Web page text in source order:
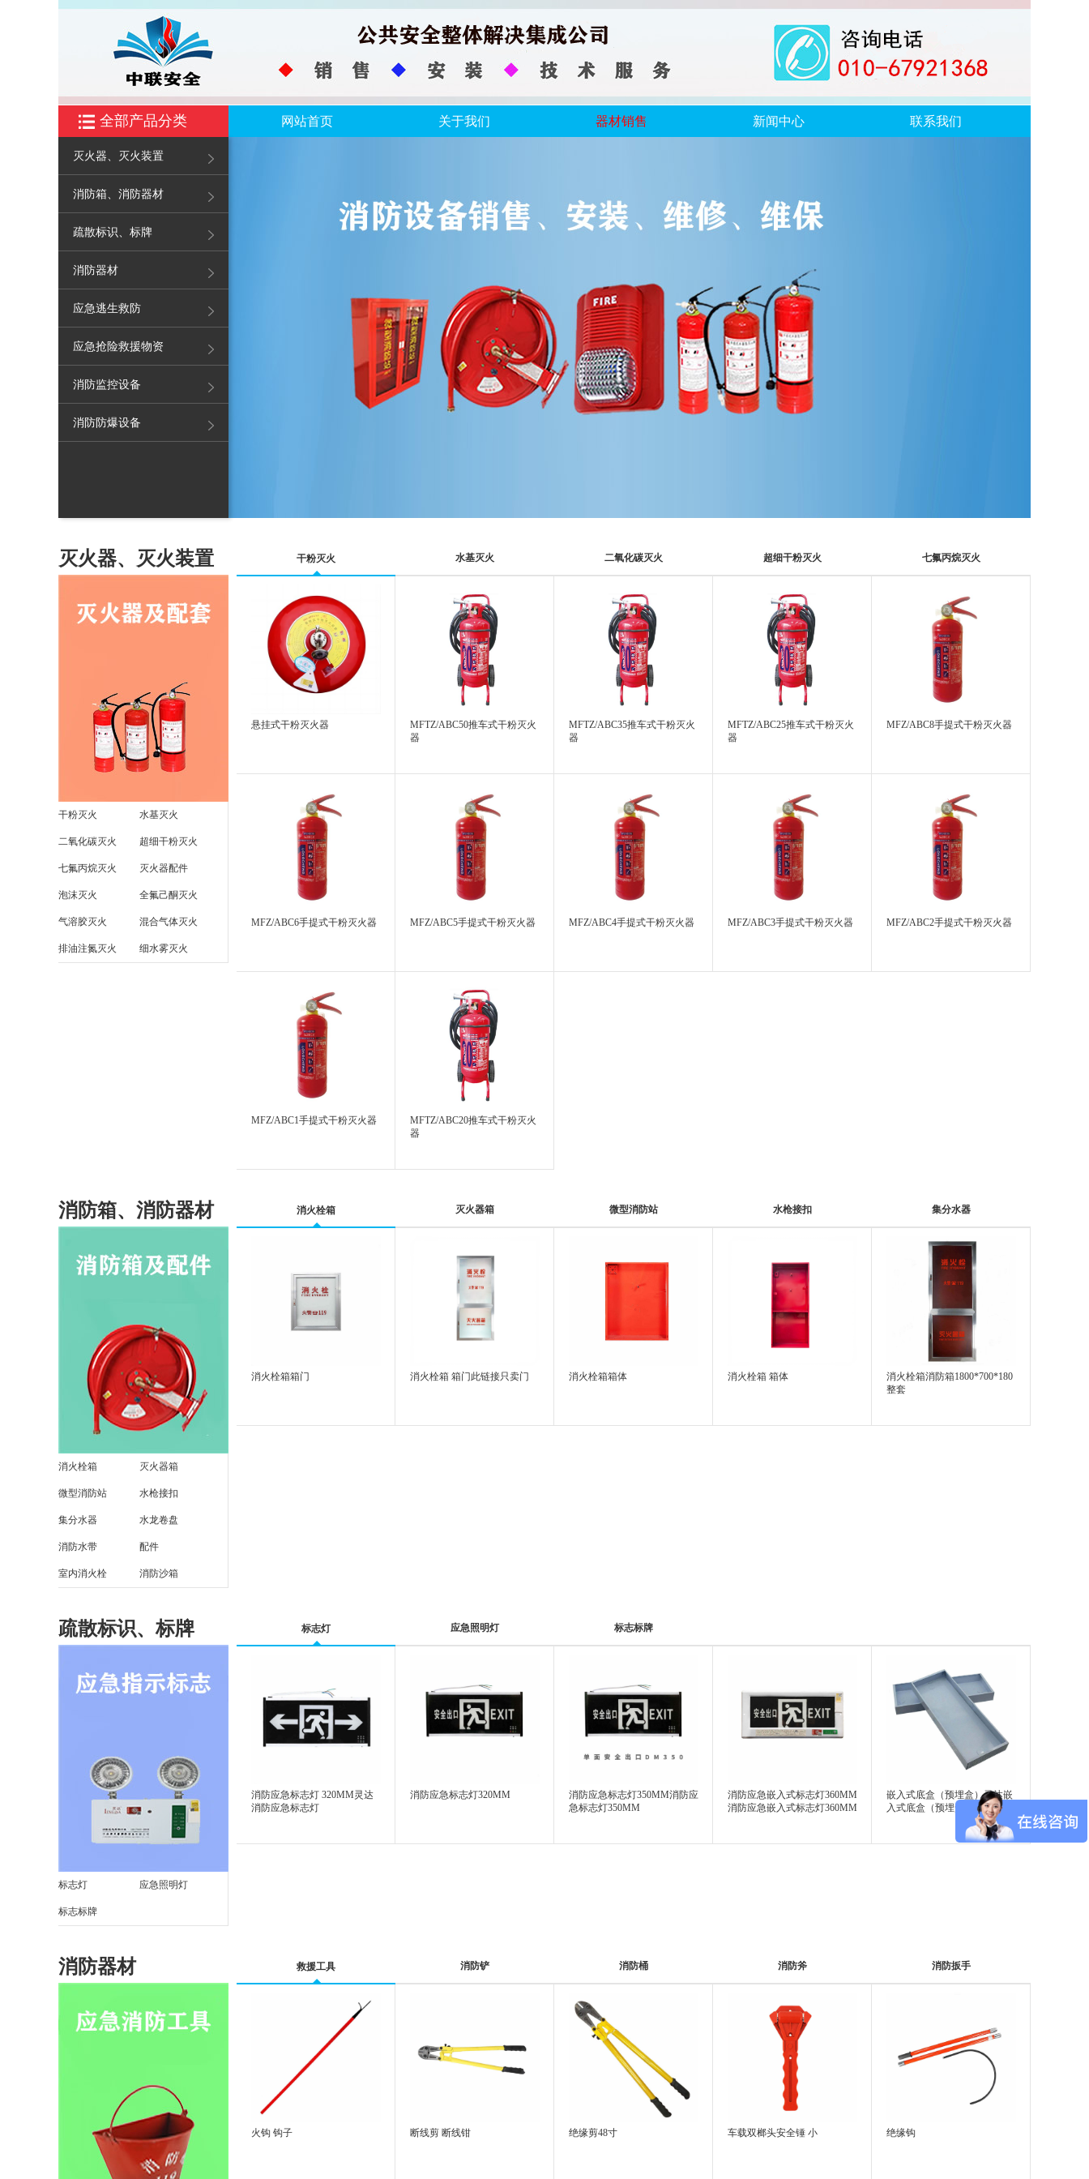
全部产品分类
灭火器、灭火装置
消防箱、消防器材
疏散标识、标牌
消防器材
应急逃生救防
应急抢险救援物资
消防监控设备
消防防爆设备
网站首页 关于我们 器材销售 新闻中心 联系我们
灭火器、灭火装置
干粉灭火 水基灭火
二氧化碳灭火 超细干粉灭火
七氟丙烷灭火 灭火器配件
泡沫灭火 全氟己酮灭火
气溶胶灭火 混合气体灭火
排油注氮灭火 细水雾灭火
干粉灭火 水基灭火 二氧化碳灭火 超细干粉灭火 七氟丙烷灭火
悬挂式干粉灭火器
MFTZ/ABC50推车式干粉灭火
器
MFTZ/ABC35推车式干粉灭火
器
MFTZ/ABC25推车式干粉灭火
器
MFZ/ABC8手提式干粉灭火器
MFZ/ABC6手提式干粉灭火器 MFZ/ABC5手提式干粉灭火器 MFZ/ABC4手提式干粉灭火器 MFZ/ABC3手提式干粉灭火器 MFZ/ABC2手提式干粉灭火器
MFZ/ABC1手提式干粉灭火器
MFTZ/ABC20推车式干粉灭火
器
消防箱、消防器材
消火栓箱 灭火器箱
微型消防站 水枪接扣
集分水器 水龙卷盘
消防水带 配件
室内消火栓 消防沙箱
消火栓箱 灭火器箱 微型消防站 水枪接扣 集分水器
消火栓箱箱门 消火栓箱 箱门此链接只卖门 消火栓箱箱体 消火栓箱 箱体
消火栓箱消防箱1800*700*180
整套
疏散标识、标牌
标志灯 应急照明灯
标志标牌
标志灯 应急照明灯 标志标牌
消防应急标志灯 320MM灵达
消防应急标志灯
消防应急标志灯320MM
消防应急标志灯350MM消防应
急标志灯350MM
消防应急嵌入式标志灯360MM
消防应急嵌入式标志灯360MM
嵌入式底盒（预埋盒）灵达嵌
入式底盒（预埋盒）
消防器材 救援工具 消防铲 消防桶 消防斧 消防扳手
火钩 钩子 断线剪 断线钳 绝缘剪48寸 车载双榔头安全锤 小 绝缘钩